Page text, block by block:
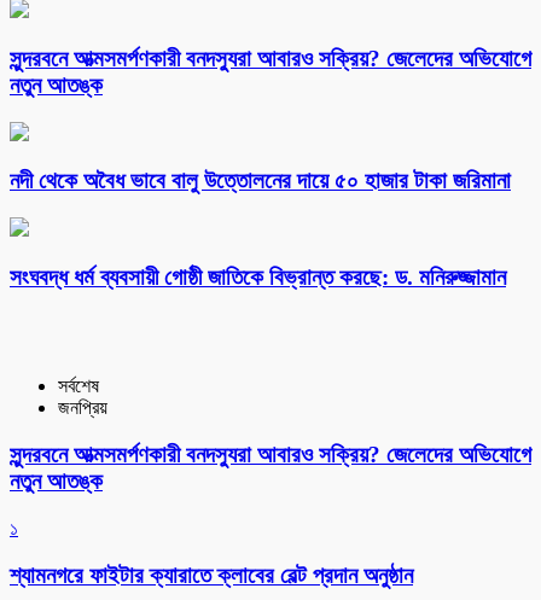
সুন্দরবনে আত্মসমর্পণকারী বনদস্যুরা আবারও সক্রিয়? জেলেদের অভিযোগে
নতুন আতঙ্ক
নদী থেকে অবৈধ ভাবে বালু উত্তোলনের দায়ে ৫০ হাজার টাকা জরিমানা
সংঘবদ্ধ ধর্ম ব্যবসায়ী গোষ্ঠী জাতিকে বিভ্রান্ত করছে: ড. মনিরুজ্জামান
সর্বশেষ
জনপ্রিয়
সুন্দরবনে আত্মসমর্পণকারী বনদস্যুরা আবারও সক্রিয়? জেলেদের অভিযোগে
নতুন আতঙ্ক
১
শ্যামনগরে ফাইটার ক্যারাতে ক্লাবের বেল্ট প্রদান অনুষ্ঠান